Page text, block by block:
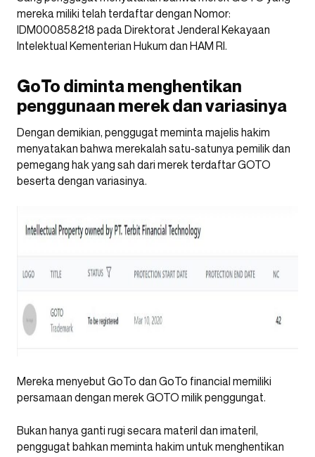
mereka miliki telah terdaftar dengan Nomor:
IDM000858218 pada Direktorat Jenderal Kekayaan
Intelektual Kementerian Hukum dan HAM RI.
GoTo diminta menghentikan
penggunaan merek dan variasinya
Dengan demikian, penggugat meminta majelis hakim
menyatakan bahwa merekalah satu-satunya pemilik dan
pemegang hak yang sah dari merek terdaftar GOTO
beserta dengan variasinya.
Mereka menyebut GoTo dan GoTo financial memiliki
persamaan dengan merek GOTO milik penggungat.
Bukan hanya ganti rugi secara materil dan imateril,
penggugat bahkan meminta hakim untuk menghentikan